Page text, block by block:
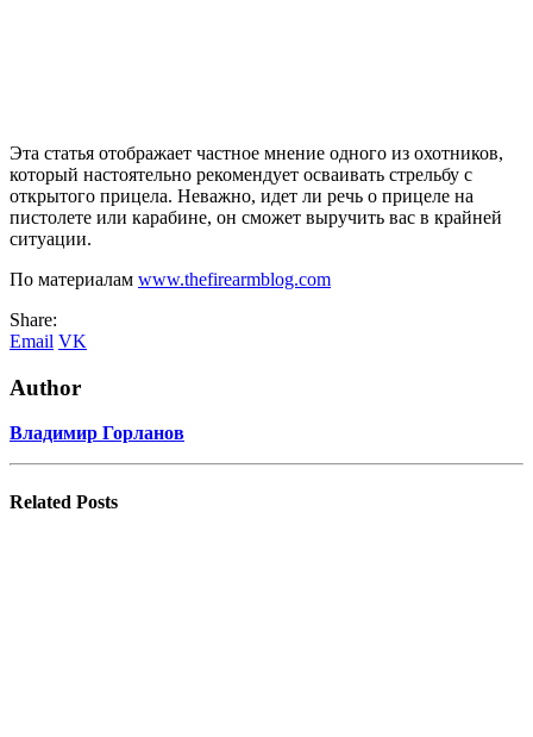
Эта статья отображает частное мнение одного из охотников,
который настоятельно рекомендует осваивать стрельбу с
открытого прицела. Неважно, идет ли речь о прицеле на
пистолете или карабине, он сможет выручить вас в крайней
ситуации.
По материалам www.thefirearmblog.com
Share:
Email VK
Author
Владимир Горланов
Related Posts